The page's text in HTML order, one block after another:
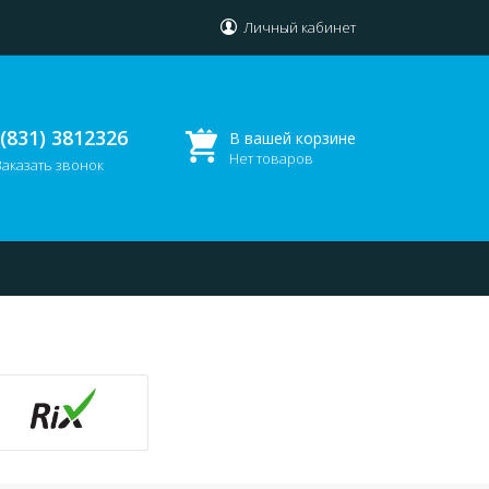
Личный кабинет
3812326
звонок
В вашей корзине
Нет товаров